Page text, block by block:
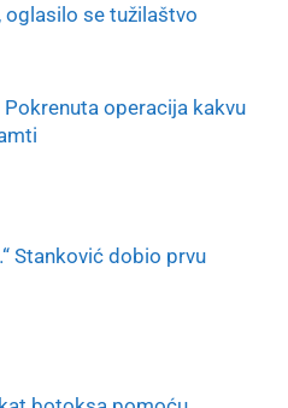
oglasilo se tužilaštvo
operacija kakvu
Stanković dobio prvu